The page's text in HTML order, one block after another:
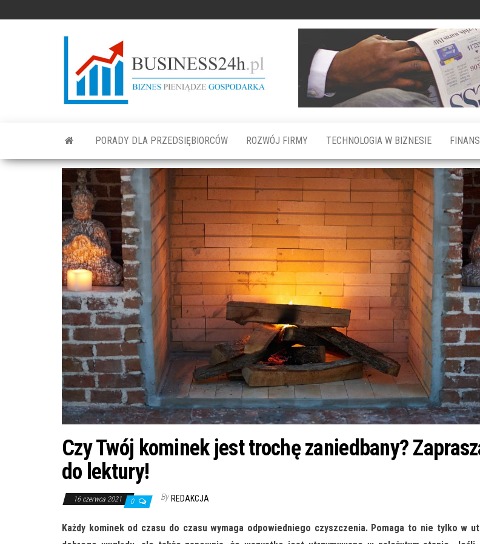
PORADY DLA PRZEDSIĘBIORCÓW ROZWÓJ FIRMY TECHNOLOGIA W BIZNESIE
Czy Twój kominek jest trochę zaniedbany?
do lektury!
16 czerwca 2021 0 By REDAKCJA
Każdy kominek od czasu do czasu wymaga odpowiedniego czyszczenia. Pomaga to nie tylko w